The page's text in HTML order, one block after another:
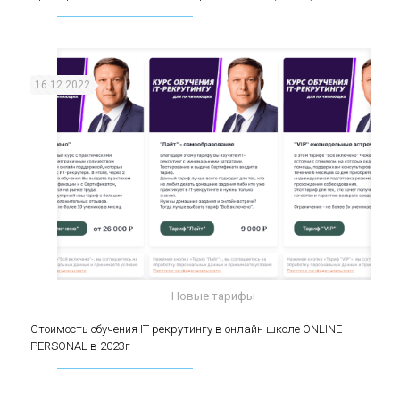
Стоимость обучения IT-рекрутингу в онлайн
Новые тарифы
16.12.2022
Стоимость обучения IT-рекрутингу в онлайн школе ONLINE
PERSONAL в 2023г